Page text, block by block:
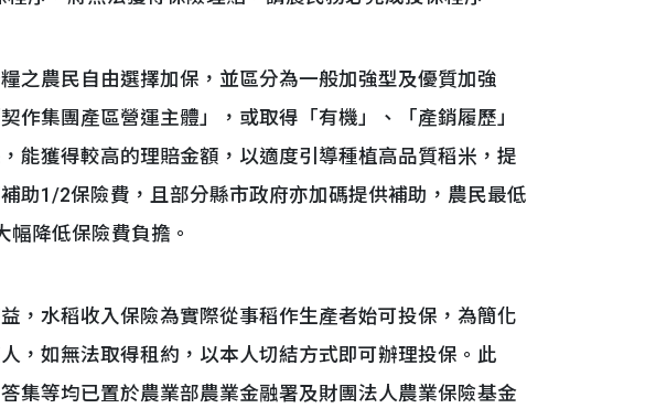
農民自由選擇加保，並區分為一般加強型及優質加強
作集團產區營運主體」，或取得「有機」、「產銷履歷」
能獲得較高的理賠金額，以適度引導種植高品質稻米，提
助1/2保險費，且部分縣市政府亦加碼提供補助，農民最低
幅降低保險費負擔。
水稻收入保險為實際從事稻作生產者始可投保，為簡化
，如無法取得租約，以本人切結方式即可辦理投保。此
集等均已置於農業部農業金融署及財團法人農業保險基金